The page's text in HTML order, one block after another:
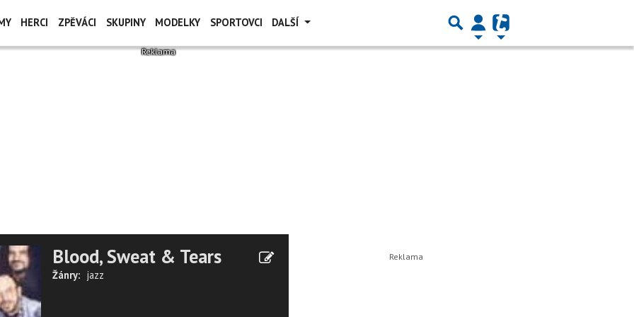
HERCI ZPĚVÁCI SKUPINY MODELKY SPORTOVCI DALŠÍ
Blood, Sweat & Tears
Žánry: jazz